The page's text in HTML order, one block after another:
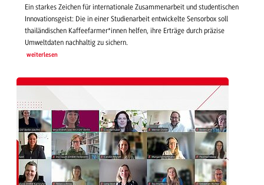
Ein starkes Zeichen für internationale Zusammenarbeit und studentischen
Innovationsgeist: Die in einer Studienarbeit entwickelte Sensorbox soll
thailändischen Kaffeefarmer*innen helfen, ihre Erträge durch präzise
Umweltdaten nachhaltig zu sichern.
weiterlesen